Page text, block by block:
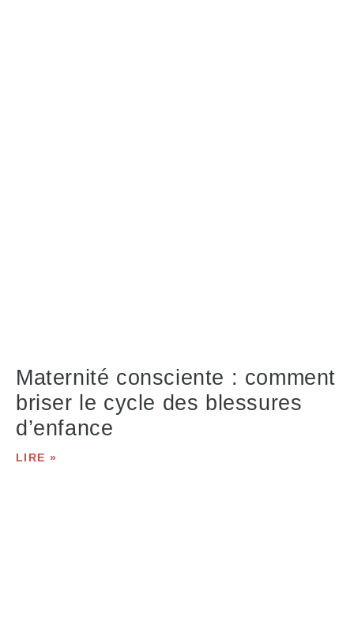
Maternité consciente : comment
briser le cycle des blessures
d’enfance
LIRE »